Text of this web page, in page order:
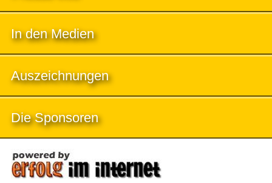
In den Medien
Auszeichnungen
Die Sponsoren